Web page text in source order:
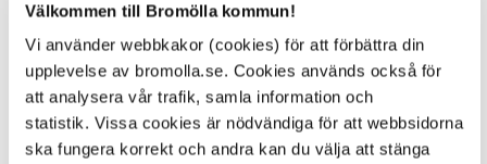
Välkommen till Bromölla kommun!
Vi använder webbkakor (cookies) för att förbättra din
upplevelse av bromolla.se. Cookies används också för
att analysera vår trafik, samla information och
statistik. Vissa cookies är nödvändiga för att webbsidorna
ska fungera korrekt och andra kan du välja att stänga
framsidan mot väg E22 på Nyängsgatan 10 E. Det är inte
tillåtet att använda bakgården, där våra arbetsbilar är
placerade, för dessa ärenden. Vi vill även påminna om att
ni i första hand ska kontakta hyresgästen för att komma
överens om tillträde innan ni hämtar ut en nyckel. Endast i
akuta situationer kan beställaren av ärendet kontaktas.